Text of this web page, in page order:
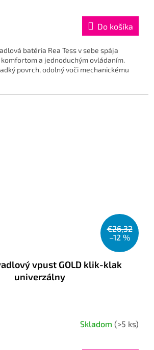
Do košíka
batéria Rea Tess v sebe spája
a jednoduchým ovládaním.
povrch, odolný voči mechanickému
€26,32
–12 %
vpust GOLD klik-klak
univerzálny
Skladom (>5 ks)